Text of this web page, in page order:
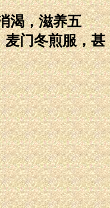
渴，滋养五
麦门冬煎服，甚